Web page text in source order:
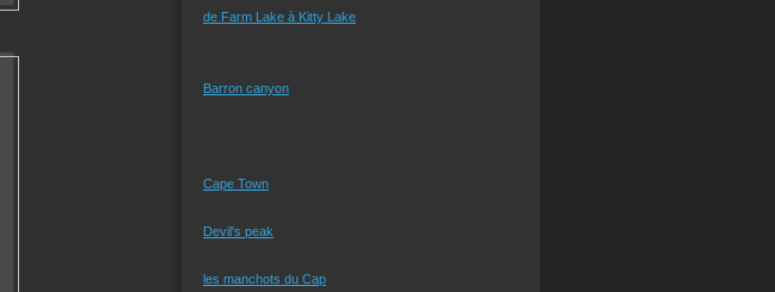
de Farm Lake à Kitty Lake
Barron canyon
Cape Town
Devil's peak
les manchots du Cap